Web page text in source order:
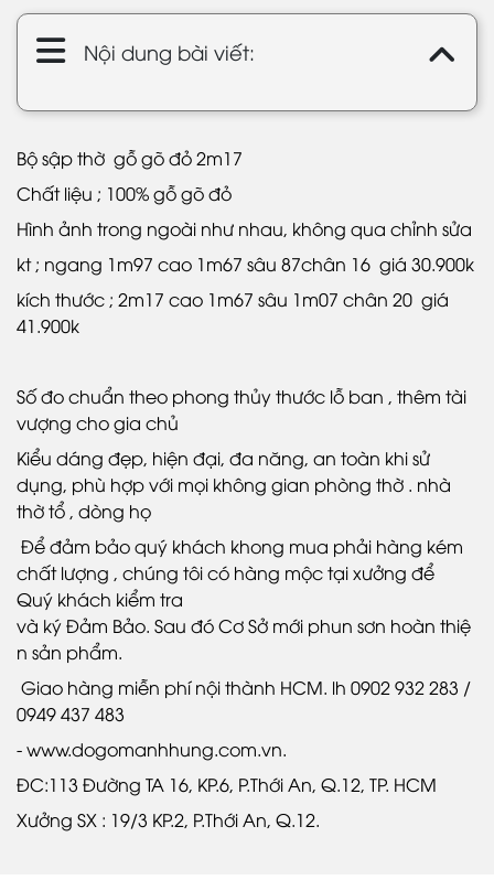
Nội dung bài viết:
Bộ sập thờ gỗ gõ đỏ 2m17
Chất liệu ; 100% gỗ gõ đỏ
Hình ảnh trong ngoài như nhau, không qua chỉnh sửa
kt ; ngang 1m97 cao 1m67 sâu 87chân 16 giá 30.900k
kích thước ; 2m17 cao 1m67 sâu 1m07 chân 20 giá
41.900k
Số đo chuẩn theo phong thủy thước lỗ ban , thêm tài
vượng cho gia chủ
Kiểu dáng đẹp, hiện đại, đa năng, an toàn khi sử
dụng, phù hợp với mọi không gian phòng thờ . nhà
thờ tổ , dòng họ
Để đảm bảo quý khách khong mua phải hàng kém
chất lượng , chúng tôi có hàng mộc tại xưởng để
Quý khách kiểm tra
và ký Đảm Bảo. Sau đó Cơ Sở mới phun sơn hoàn thiệ
n sản phẩm.
Giao hàng miễn phí nội thành HCM. lh 0902 932 283 /
0949 437 483
- www.dogomanhhung.com.vn.
ĐC:113 Đường TA 16, KP.6, P.Thới An, Q.12, TP. HCM
Xưởng SX : 19/3 KP.2, P.Thới An, Q.12.